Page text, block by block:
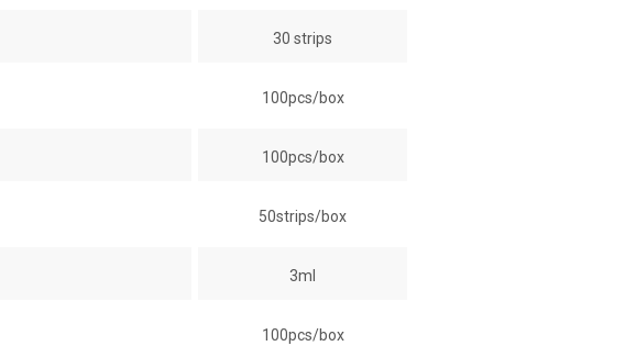
30 strips
100pcs/box
100pcs/box
50strips/box
3ml
100pcs/box